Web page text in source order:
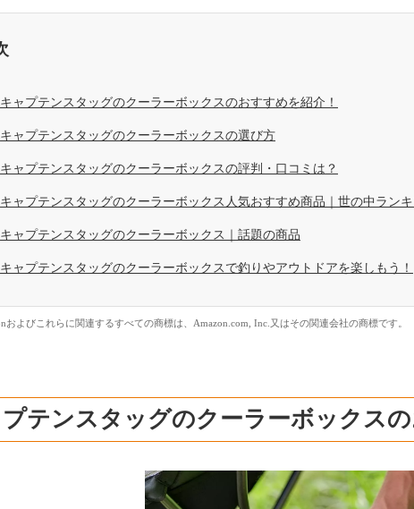
キャプテンスタッグのクーラーボックスのおすすめを紹介！
キャプテンスタッグのクーラーボックスの選び方
キャプテンスタッグのクーラーボックスの評判・口コミは？
キャプテンスタッグのクーラーボックス人気おすすめ商品｜世の中ラン
キャプテンスタッグのクーラーボックス｜話題の商品
キャプテンスタッグのクーラーボックスで釣りやアウトドアを楽しもう！
およびこれらに関連するすべての商標は、Amazon.com, Inc.又はその関連会社の商標です。
テンスタッグのクーラーボックスの